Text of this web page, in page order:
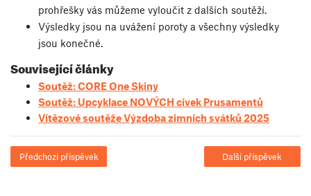
prohřešky vás můžeme vyloučit z dalších soutěží.
Výsledky jsou na uvážení poroty a všechny výsledky
jsou konečné.
Související články
Soutěž: CORE One Skiny
Soutěž: Upcyklace NOVÝCH cívek Prusamentů
Vítězové soutěže Výzdoba zimních svátků 2025
Předchozí příspěvek Další příspěvek